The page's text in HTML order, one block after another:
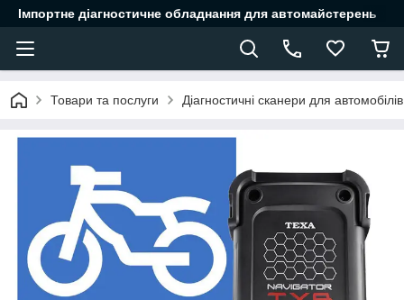
Імпортне діагностичне обладнання для автомайстерень
Товари та послуги Діагностичні сканери для